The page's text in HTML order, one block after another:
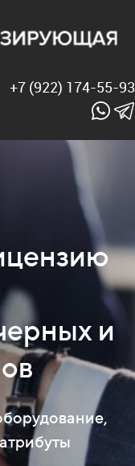
+7 (922) 174-55-93
и